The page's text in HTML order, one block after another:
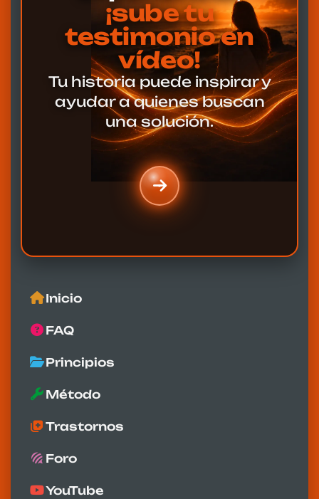
¡sube tu
testimonio en
vídeo!
Tu historia puede inspirar y
ayudar a quienes buscan
una solución.
Inicio
FAQ
Principios
Método
Trastornos
Foro
YouTube